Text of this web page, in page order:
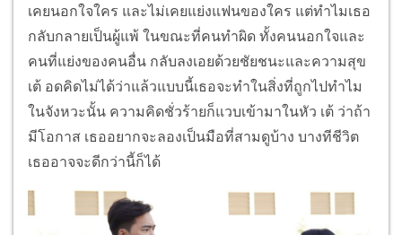
เคยนอกใจใคร และไม่เคยแย่งแฟนของใคร แต่ทำไมเธอ
กลับกลายเป็นผู้แพ้ ในขณะที่คนทำผิด ทั้งคนนอกใจและ
คนที่แย่งของคนอื่น กลับลงเอยด้วยชัยชนะและความสุข
เต้ อดคิดไม่ได้ว่าแล้วแบบนี้เธอจะทำในสิ่งที่ถูกไปทำไม
ในจังหวะนั้น ความคิดชั่วร้ายก็แวบเข้ามาในหัว เต้ ว่าถ้า
มีโอกาส เธออยากจะลองเป็นมือที่สามดูบ้าง บางทีชีวิต
เธออาจจะดีกว่านี้ก็ได้